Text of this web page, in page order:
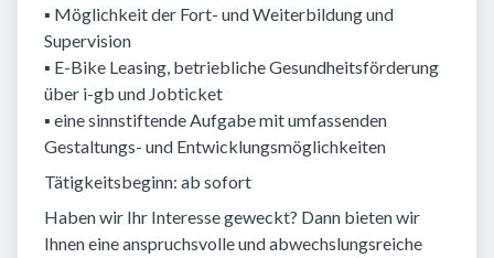
▪ Möglichkeit der Fort- und Weiterbildung und
Supervision
▪ E-Bike Leasing, betriebliche Gesundheitsförderung
über i-gb und Jobticket
▪ eine sinnstiftende Aufgabe mit umfassenden
Gestaltungs- und Entwicklungsmöglichkeiten
Tätigkeitsbeginn: ab sofort
Haben wir Ihr Interesse geweckt? Dann bieten wir
Ihnen eine anspruchsvolle und abwechslungsreiche